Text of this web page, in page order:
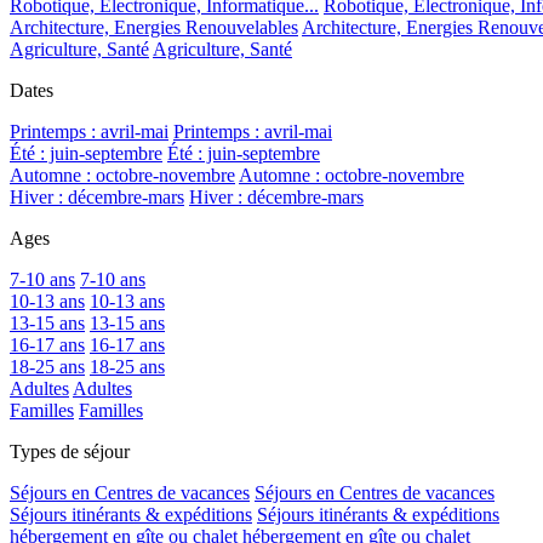
Robotique, Electronique, Informatique... Robotique, Electronique,
Architecture, Energies Renouvelables Architecture, Energies
Agriculture, Santé Agriculture, Santé
Dates
Printemps : avril-mai Printemps : avril-mai
Été : juin-septembre Été : juin-septembre
Automne : octobre-novembre Automne : octobre-novembre
Hiver : décembre-mars Hiver : décembre-mars
Ages
7-10 ans 7-10 ans
10-13 ans 10-13 ans
13-15 ans 13-15 ans
16-17 ans 16-17 ans
18-25 ans 18-25 ans
Adultes Adultes
Familles Familles
Types de séjour
Séjours en Centres de vacances Séjours en Centres de vacances
Séjours itinérants & expéditions Séjours itinérants & expéditions
hébergement en gîte ou chalet hébergement en gîte ou chalet